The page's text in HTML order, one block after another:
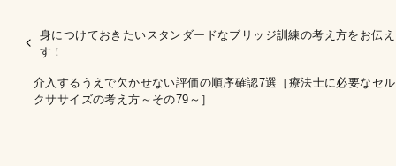
身につけておきたいスタンダードなブリッジ訓練の考え方をお伝
す！
介入するうえで欠かせない評価の順序確認7選［療法士に必要なセ
クササイズの考え方～その79～］